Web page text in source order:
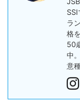
ラ
格
50
中
意